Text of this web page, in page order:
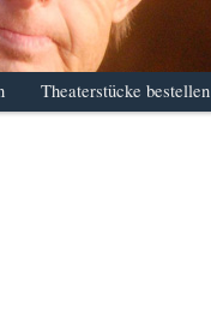
Theaterstücke bestellen